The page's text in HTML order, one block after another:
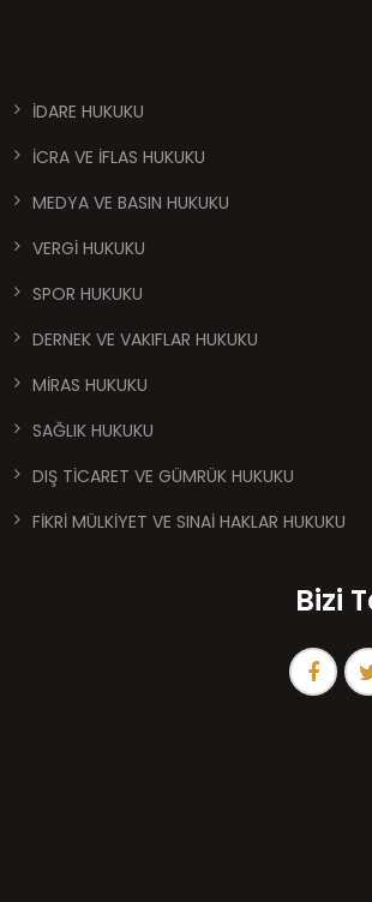
İDARE HUKUKU
İCRA VE İFLAS HUKUKU
MEDYA VE BASIN HUKUKU
VERGİ HUKUKU
SPOR HUKUKU
DERNEK VE VAKIFLAR HUKUKU
MİRAS HUKUKU
SAĞLIK HUKUKU
DIŞ TİCARET VE GÜMRÜK HUKUKU
FİKRİ MÜLKİYET VE SINAİ HAKLAR HUKUKU
Bizi